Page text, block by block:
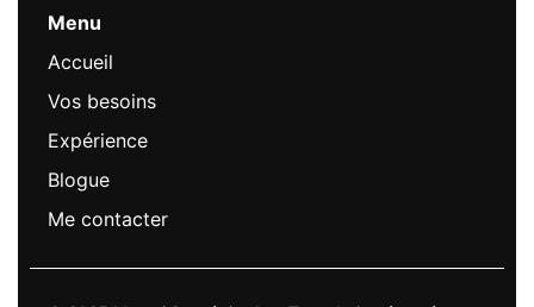
Menu
Accueil
Vos besoins
Expérience
Blogue
Me contacter